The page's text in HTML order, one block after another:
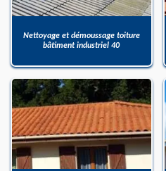
Nettoyage et démoussage toiture
bâtiment industriel 40